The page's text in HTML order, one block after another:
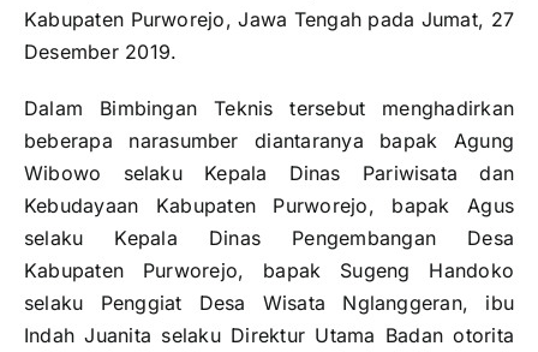
Kabupaten Purworejo, Jawa Tengah pada Jumat, 27
Desember 2019.
Dalam Bimbingan Teknis tersebut menghadirkan
beberapa narasumber diantaranya bapak Agung
Wibowo selaku Kepala Dinas Pariwisata dan
Kebudayaan Kabupaten Purworejo, bapak Agus
selaku Kepala Dinas Pengembangan Desa
Kabupaten Purworejo, bapak Sugeng Handoko
selaku Penggiat Desa Wisata Nglanggeran, ibu
Indah Juanita selaku Direktur Utama Badan otorita